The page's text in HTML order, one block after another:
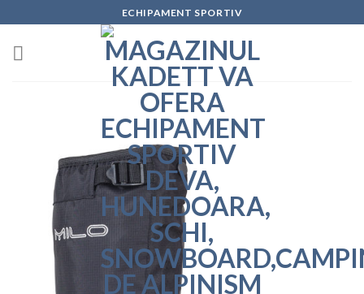
to
content
ECHIPAMENT SPORTIV